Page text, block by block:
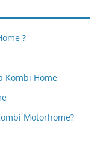
?
Kombi Home
Motorhome?